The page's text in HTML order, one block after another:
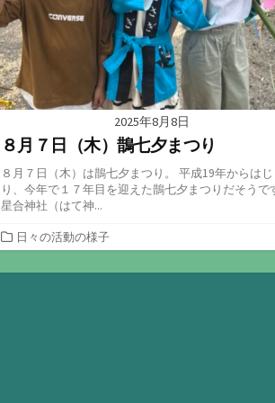
2025年8月8日
８月７日（木）鵲七夕まつり
８月７日（木）は鵲七夕まつり。 平成19年からは
り、今年で１７年目を迎えた鵲七夕まつりだそうで
星合神社（はて神...
カ
テ
ゴ
日々の活動の様子